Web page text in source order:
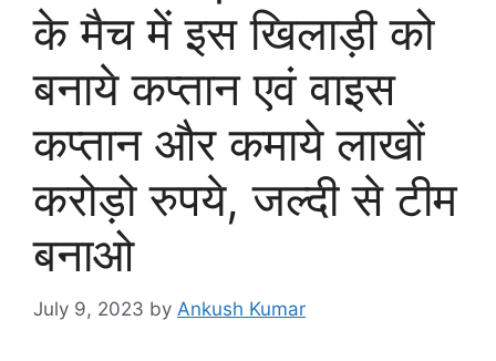
के मैच में इस खिलाड़ी को
बनाये कप्तान एवं वाइस
कप्तान और कमाये लाखों
करोड़ो रुपये, जल्दी से टीम
बनाओ
July 9, 2023 by Ankush Kumar